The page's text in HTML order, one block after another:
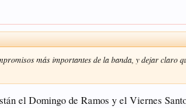
más importantes de la banda, y dejar claro
el Domingo de Ramos y el Viernes